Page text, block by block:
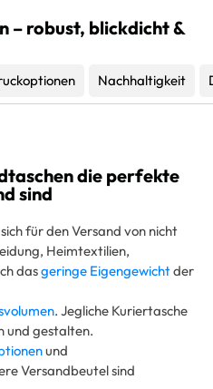
– robust, blickdicht &
Nachhaltigkeit
die perfekte
sind
für den Versand von nicht
Heimtextilien,
dasgeringe Eigengewichtder
. Jegliche Kuriertasche
und gestalten.
und
Versandbeutel sind